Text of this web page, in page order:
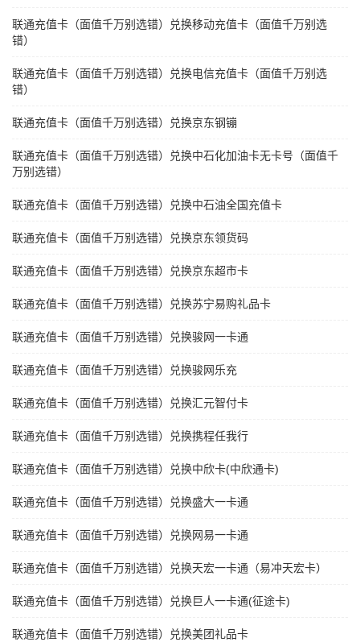
联通充值卡（面值千万别选错）兑换移动充值卡（面值千万别选
错）
联通充值卡（面值千万别选错）兑换电信充值卡（面值千万别选
错）
联通充值卡（面值千万别选错）兑换京东钢镚
联通充值卡（面值千万别选错）兑换中石化加油卡无卡号（面值千
万别选错）
联通充值卡（面值千万别选错）兑换中石油全国充值卡
联通充值卡（面值千万别选错）兑换京东领货码
联通充值卡（面值千万别选错）兑换京东超市卡
联通充值卡（面值千万别选错）兑换苏宁易购礼品卡
联通充值卡（面值千万别选错）兑换骏网一卡通
联通充值卡（面值千万别选错）兑换骏网乐充
联通充值卡（面值千万别选错）兑换汇元智付卡
联通充值卡（面值千万别选错）兑换携程任我行
联通充值卡（面值千万别选错）兑换中欣卡(中欣通卡)
联通充值卡（面值千万别选错）兑换盛大一卡通
联通充值卡（面值千万别选错）兑换网易一卡通
联通充值卡（面值千万别选错）兑换天宏一卡通（易冲天宏卡）
联通充值卡（面值千万别选错）兑换巨人一卡通(征途卡)
联通充值卡（面值千万别选错）兑换美团礼品卡